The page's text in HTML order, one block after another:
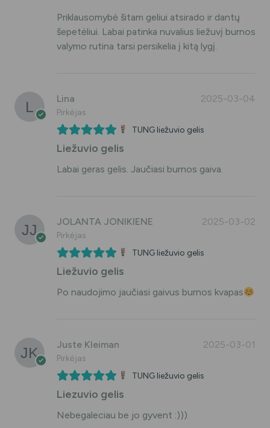
Priklausomybė šitam geliui atsirado ir dantų
šepetėliui. Labai patinka nuvalius liežuvį burnos
valymo rutina tarsi persikelia į kitą lygį.
Lina
Pirkėjas
2025-03-04
TUNG liežuvio gelis
Liežuvio gelis
Labai geras gelis. Jaučiasi burnos gaiva.
JOLANTA JONIKIENE
Pirkėjas
2025-03-02
TUNG liežuvio gelis
Liežuvio gelis
Po naudojimo jaučiasi gaivus burnos kvapas
Juste Kleiman
Pirkėjas
2025-03-01
TUNG liežuvio gelis
Liezuvio gelis
Nebegaleciau be jo gyvent :)))